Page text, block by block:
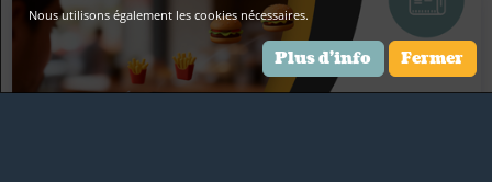
Nous utilisons également les cookies nécessaires.
Plus d'info Fermer